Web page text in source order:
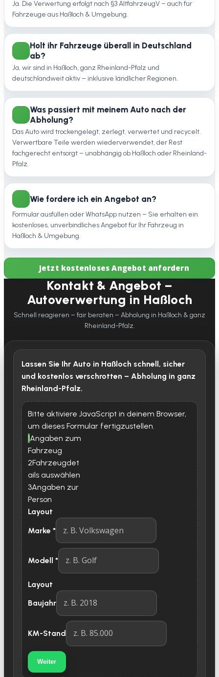
Ja. Die Verwertung erfolgt nach §3 AltfahrzeugV – auch für
Fahrzeuge aus Haßloch & Umgebung.
Holt ihr Fahrzeuge überall in Deutschland
ab?
Ja, wir sind in Haßloch, ganz Rheinland-Pfalz und
deutschlandweit aktiv – inklusive ländlicher Regionen.
Was passiert mit meinem Auto nach der
Abholung?
Das Auto wird trockengelegt, zerlegt, verwertet und recycelt.
Verwertbare Teile werden wiederverwendet, der Rest
fachgerecht entsorgt – unabhängig ob Haßloch oder Rheinland-
Pfalz.
Wie fordere ich ein Angebot an?
Formular ausfüllen oder WhatsApp nutzen – Sie erhalten ein
kostenloses, unverbindliches Angebot für Ihr Fahrzeug in
Haßloch & Umgebung.
Jetzt kostenloses Angebot anfordern
Kontakt & Angebot –
Autoverwertung in Haßloch
Schnell reagieren – fair beraten – Abholung in Haßloch & ganz
Rheinland-Pfalz.
Lassen Sie Ihr Auto in Haßloch schnell, sicher
und kostenlos verschrotten – Abholung in ganz
Rheinland-Pfalz.
Bitte aktiviere JavaScript in deinem Browser,
um dieses Formular fertigzustellen.
1Angaben zum
Fahrzeug
2Fahrzeugdet
ails auswählen
3Angaben zur
Person
Layout
Marke *
Modell *
Layout
Baujahr
KM-Stand
Weiter